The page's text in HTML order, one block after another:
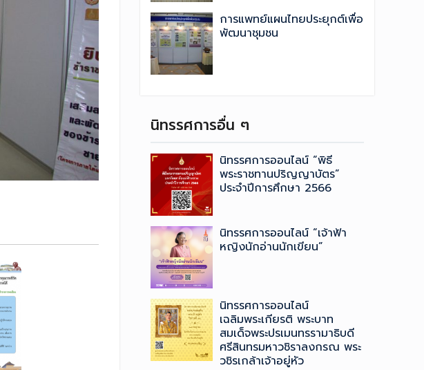
การแพทย์แผนไทยประยุกต์เพื่อ
พัฒนาชุมชน
นิทรรศการอื่น ๆ
นิทรรศการออนไลน์ “พิธี
พระราชทานปริญญาบัตร”
ประจำปีการศึกษา 2566
นิทรรศการออนไลน์ “เจ้าฟ้า
หญิงนักอ่านนักเขียน”
นิทรรศการออนไลน์
เฉลิมพระเกียรติ พระบาท
สมเด็จพระปรเมนทรรามาธิบดี
ศรีสินทรมหาวชิราลงกรณ ​พระ
วชิรเกล้าเจ้าอยู่หัว